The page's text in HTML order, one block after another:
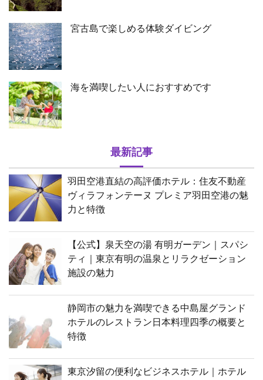
宮古島で楽しめる体験ダイビング
海を満喫したい人におすすめです
最新記事
羽田空港直結の高評価ホテル：住友不動産
ヴィラフォンテーヌ プレミア羽田空港の魅
力と特徴
【公式】泉天空の湯 有明ガーデン｜スパシ
ティ｜東京有明の温泉とリラクゼーション
施設の魅力
静岡市の魅力を満喫できる中島屋グランド
ホテルのレストラン日本料理四季の概要と
特徴
東京汐留の便利なビジネスホテル｜ホテル